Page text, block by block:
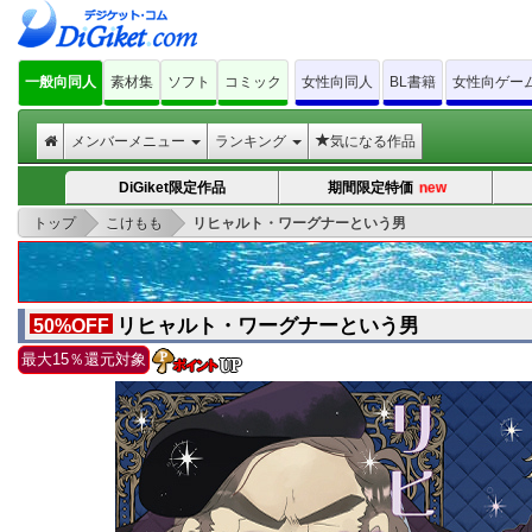
一般向同人 素材集 ソフト コミック 女性向同人 BL書籍 女性向ゲー
メンバーメニュー ランキング 気になる作品
DiGiket限定作品 期間限定特価 new
トップ > こけもも > リヒャルト・ワーグナーという男
50%OFF リヒャルト・ワーグナーという男
最大15％還元対象